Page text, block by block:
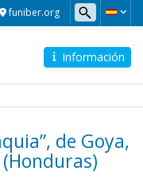
funiber.org
Información
de Goya,